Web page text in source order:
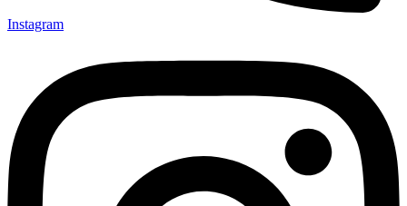
Instagram